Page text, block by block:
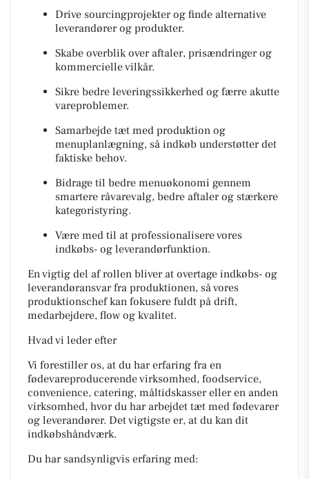
Drive sourcingprojekter og finde alternative
leverandører og produkter.
Skabe overblik over aftaler, prisændringer og
kommercielle vilkår.
Sikre bedre leveringssikkerhed og færre akutte
vareproblemer.
Samarbejde tæt med produktion og
menuplanlægning, så indkøb understøtter det
faktiske behov.
Bidrage til bedre menuøkonomi gennem
smartere råvarevalg, bedre aftaler og stærkere
kategoristyring.
Være med til at professionalisere vores
indkøbs- og leverandørfunktion.
En vigtig del af rollen bliver at overtage indkøbs- og
leverandøransvar fra produktionen, så vores
produktionschef kan fokusere fuldt på drift,
medarbejdere, flow og kvalitet.
Hvad vi leder efter
Vi forestiller os, at du har erfaring fra en
fødevareproducerende virksomhed, foodservice,
convenience, catering, måltidskasser eller en anden
virksomhed, hvor du har arbejdet tæt med fødevarer
og leverandører. Det vigtigste er, at du kan dit
indkøbshåndværk.
Du har sandsynligvis erfaring med: